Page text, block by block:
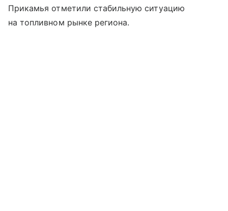
Прикамья отметили стабильную ситуацию
на топливном рынке региона.